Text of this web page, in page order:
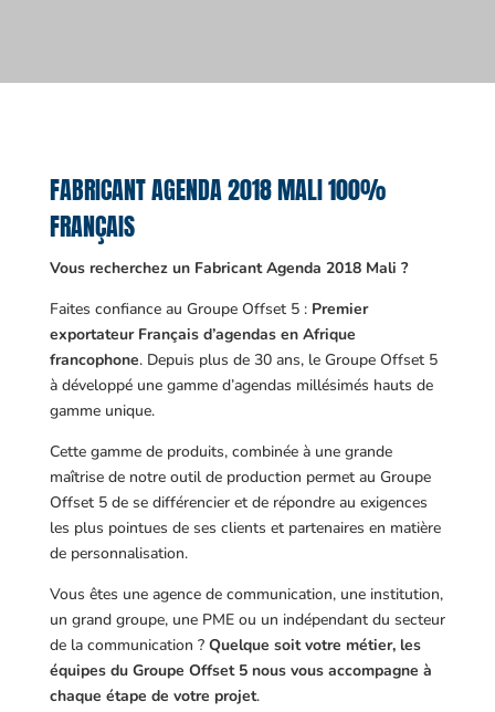
FABRICANT AGENDA 2018 MALI 100%
FRANÇAIS
Vous recherchez un Fabricant Agenda 2018 Mali ?
Faites confiance au Groupe Offset 5 : Premier
exportateur Français d’agendas en Afrique
francophone. Depuis plus de 30 ans, le Groupe Offset 5
à développé une gamme d’agendas millésimés hauts de
gamme unique.
Cette gamme de produits, combinée à une grande
maîtrise de notre outil de production permet au Groupe
Offset 5 de se différencier et de répondre au exigences
les plus pointues de ses clients et partenaires en matière
de personnalisation.
Vous êtes une agence de communication, une institution,
un grand groupe, une PME ou un indépendant du secteur
de la communication ? Quelque soit votre métier, les
équipes du Groupe Offset 5 nous vous accompagne à
chaque étape de votre projet.